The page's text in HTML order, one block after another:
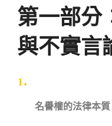
第一部分
與不實言
名譽權的法律本